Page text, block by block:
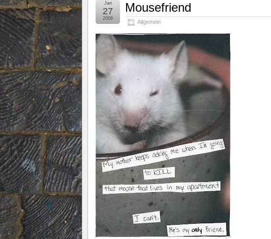
Mousefriend
Allgemein
Jan
27
2009